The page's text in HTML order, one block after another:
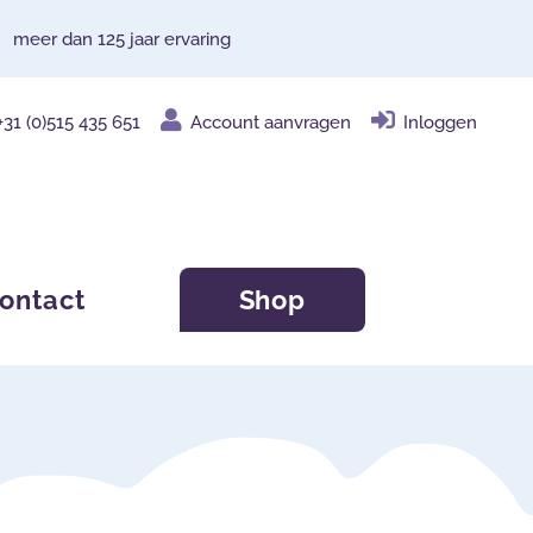
meer dan 125 jaar ervaring
(0)515 435 651 Account aanvragen Inloggen
Shop